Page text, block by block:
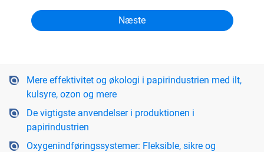
Mere effektivitet og økologi i papirindustrien med ilt,
kulsyre, ozon og mere
De vigtigste anvendelser i produktionen i
papirindustrien
Oxygenindføringssystemer: Fleksible, sikre og